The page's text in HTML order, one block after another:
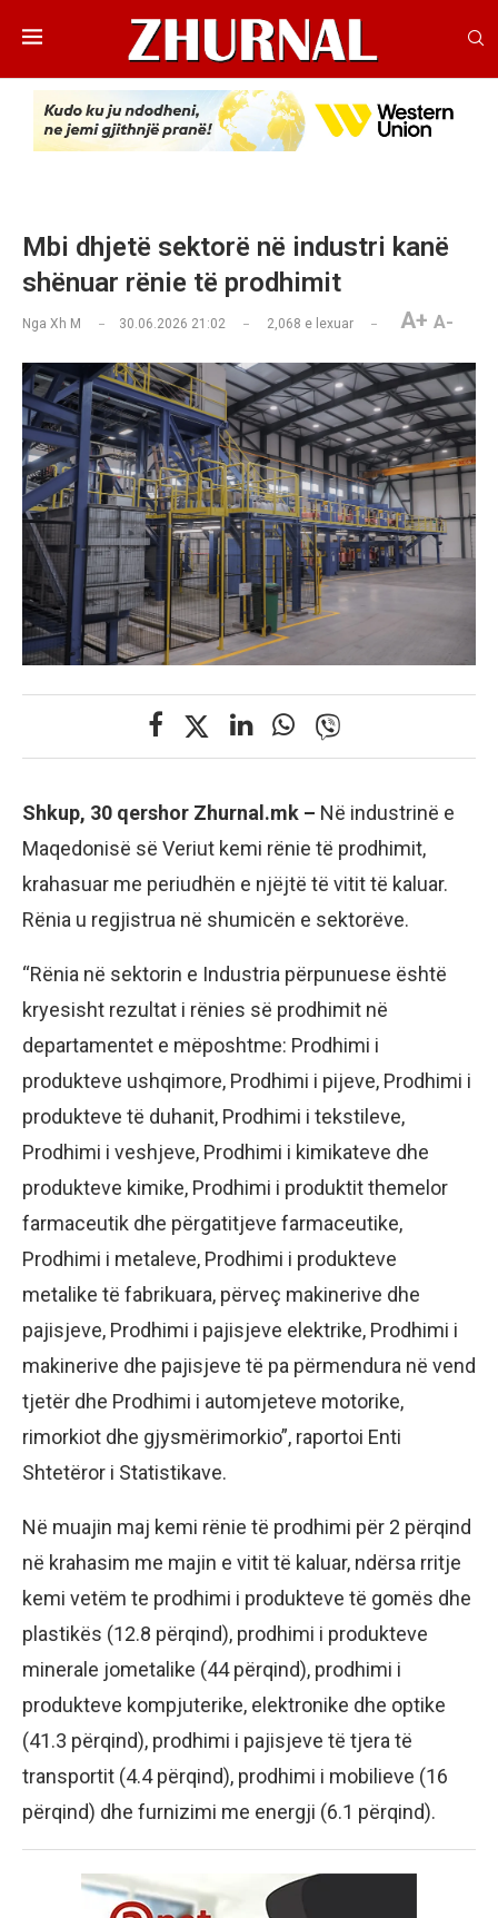
Mbi dhjetë sektorë në industri kanë
shënuar rënie të prodhimit
Nga Xh M 30.06.2026 21:02 2,068 e lexuar A+ A-
Shkup, 30 qershor Zhurnal.mk – Në industrinë e
Maqedonisë së Veriut kemi rënie të prodhimit,
krahasuar me periudhën e njëjtë të vitit të kaluar.
Rënia u regjistrua në shumicën e sektorëve.
“Rënia në sektorin e Industria përpunuese është
kryesisht rezultat i rënies së prodhimit në
departamentet e mëposhtme: Prodhimi i
produkteve ushqimore, Prodhimi i pijeve, Prodhimi i
produkteve të duhanit, Prodhimi i tekstileve,
Prodhimi i veshjeve, Prodhimi i kimikateve dhe
produkteve kimike, Prodhimi i produktit themelor
farmaceutik dhe përgatitjeve farmaceutike,
Prodhimi i metaleve, Prodhimi i produkteve
metalike të fabrikuara, përveç makinerive dhe
pajisjeve, Prodhimi i pajisjeve elektrike, Prodhimi i
makinerive dhe pajisjeve të pa përmendura në vend
tjetër dhe Prodhimi i automjeteve motorike,
rimorkiot dhe gjysmërimorkio”, raportoi Enti
Shtetëror i Statistikave.
Në muajin maj kemi rënie të prodhimi për 2 përqind
në krahasim me majin e vitit të kaluar, ndërsa rritje
kemi vetëm te prodhimi i produkteve të gomës dhe
plastikës (12.8 përqind), prodhimi i produkteve
minerale jometalike (44 përqind), prodhimi i
produkteve kompjuterike, elektronike dhe optike
(41.3 përqind), prodhimi i pajisjeve të tjera të
transportit (4.4 përqind), prodhimi i mobilieve (16
përqind) dhe furnizimi me energji (6.1 përqind).